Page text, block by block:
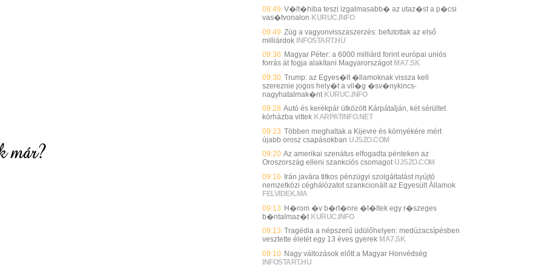
09:49 V�lt�hiba teszi izgalmasabb� az utaz�st a p�csi
vas�tvonalon KURUC.INFO
09:49 Zúg a vagyonvisszaszerzés: befutottak az első
milliárdok INFOSTART.HU
09:36 Magyar Péter: a 6000 milliárd forint európai uniós
forrás át fogja alakítani Magyarországot MA7.SK
09:30 Trump: az Egyes�lt �llamoknak vissza kell
szereznie jogos hely�t a vil�g �sv�nykincs-
nagyhatalmak�nt KURUC.INFO
09:28 Autó és kerékpár ütközött Kárpátalján, két sérültet
kórházba vittek KARPATINFO.NET
09:23 Többen meghaltak a Kijevre és környékére mért
újabb orosz csapásokban UJSZO.COM
09:20 Az amerikai szenátus elfogadta pénteken az
Oroszország elleni szankciós csomagot UJSZO.COM
09:16
Irán javára titkos pénzügyi szolgáltatást nyújtó
nemzetközi céghálózatot szankcionált az Egyesült Államok
FELVIDEK.MA
09:13 H�rom �v b�rt�nre �t�ltek egy r�szeges
b�ntalmaz�t KURUC.INFO
09:13 Tragédia a népszerű üdülőhelyen: medúzacsípésben
vesztette életét egy 13 éves gyerek MA7.SK
09:10 Nagy változások előtt a Magyar Honvédség
INFOSTART.HU